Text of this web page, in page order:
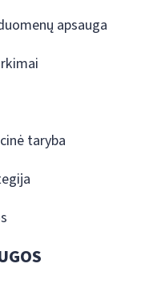
apsauga
taryba